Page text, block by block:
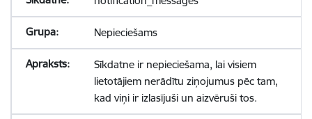
Nepieciešams
Sīkdatne ir nepieciešama, lai visiem
lietotājiem nerādītu ziņojumus pēc tam,
kad viņi ir izlasījuši un aizvēruši tos.